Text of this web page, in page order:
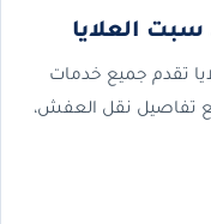
العلايا
تقدم جميع خدمات
تفاصيل نقل العفش،